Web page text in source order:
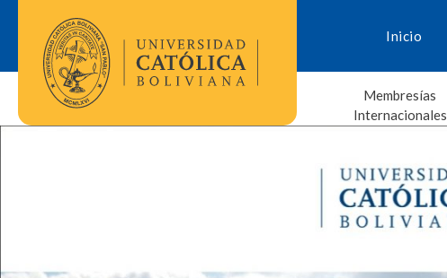
Inicio
Membresías
Internacionales